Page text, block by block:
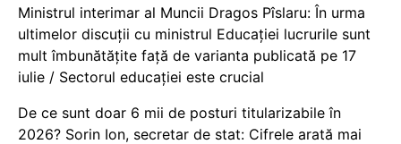
Ministrul interimar al Muncii Dragos Pîslaru: În urma
ultimelor discuții cu ministrul Educației lucrurile sunt
mult îmbunătățite față de varianta publicată pe 17
iulie / Sectorul educației este crucial
De ce sunt doar 6 mii de posturi titularizabile în
2026? Sorin Ion, secretar de stat: Cifrele arată mai